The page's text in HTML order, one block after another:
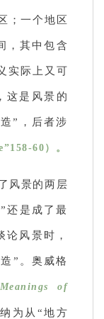
；一个地区
，其中包含
实际上又可
这是风景的
”，后者涉
60）。
风景的两层
还是成了最
风景时，
”。奥威格
of
为从“地方